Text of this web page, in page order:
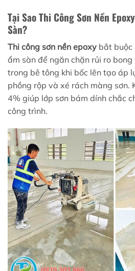
Tại Sao Thi Công Sơn Nền
Sàn?
Thi công sơn nền epoxy bắt buộc
ẩm sàn để ngăn chặn rủi ro
trong bê tông khi bốc lên tạo áp
phồng rộp và xé rách màng sơn.
4% giúp lớp sơn bám dính chắc
công trình.